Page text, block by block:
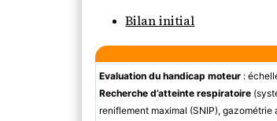
Bilan initial
Evaluation du handicap moteur:
Recherche d’atteinte respiratoire
reniflement maximal (SNIP),